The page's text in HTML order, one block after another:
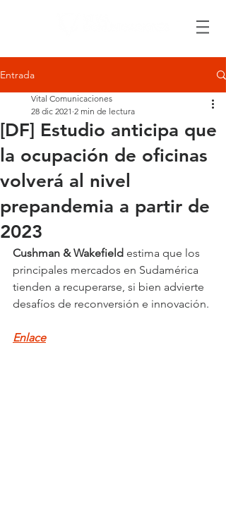
Entrada
[DF] Estudio anticipa que
la ocupación de oficinas
volverá al nivel
prepandemia a partir de
2023
Vital Comunicaciones
28 dic 2021 2 min de lectura
Cushman & Wakefield estima que los
principales mercados en Sudamérica
tienden a recuperarse, si bien advierte
desafíos de reconversión e innovación.
Enlace